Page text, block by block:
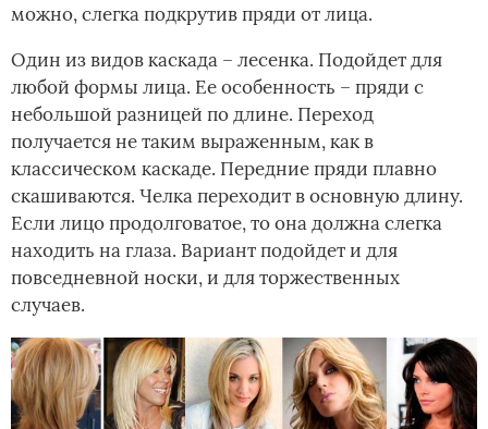
можно, слегка подкрутив пряди от лица.
Один из видов каскада – лесенка. Подойдет для
любой формы лица. Ее особенность – пряди с
небольшой разницей по длине. Переход
получается не таким выраженным, как в
классическом каскаде. Передние пряди плавно
скашиваются. Челка переходит в основную длину.
Если лицо продолговатое, то она должна слегка
находить на глаза. Вариант подойдет и для
повседневной носки, и для торжественных
случаев.